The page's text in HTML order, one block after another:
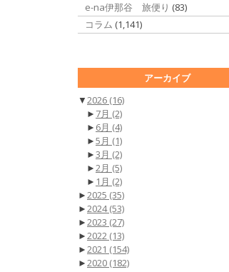
e-na伊那谷 旅便り (83)
コラム (1,141)
アーカイブ
▼2026 (16)
► 7月 (2)
► 6月 (4)
►5月 (1)
►3月 (2)
►2月 (5)
► 1月 (2)
►2025 (35)
►2024(53)
►2023 (27)
►2022 (13)
►2021 (154)
►2020 (182)